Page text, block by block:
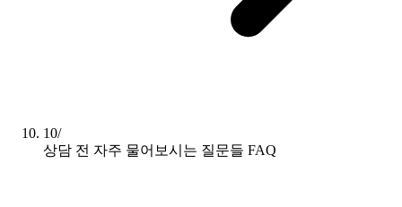
10/
상담 전 자주 물어보시는 질문들 FAQ